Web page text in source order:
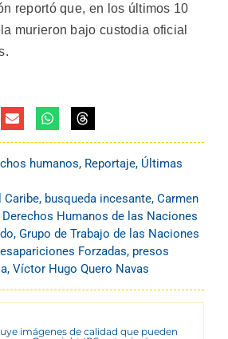
reportó que, en los últimos 10
murieron bajo custodia oficial
humanos, Reportaje, Últimas
Caribe, busqueda incesante, Carmen
Humanos de las Naciones
, Grupo de Trabajo de las Naciones
Forzadas, presos
, Víctor Hugo Quero Navas
imágenes de calidad que pueden